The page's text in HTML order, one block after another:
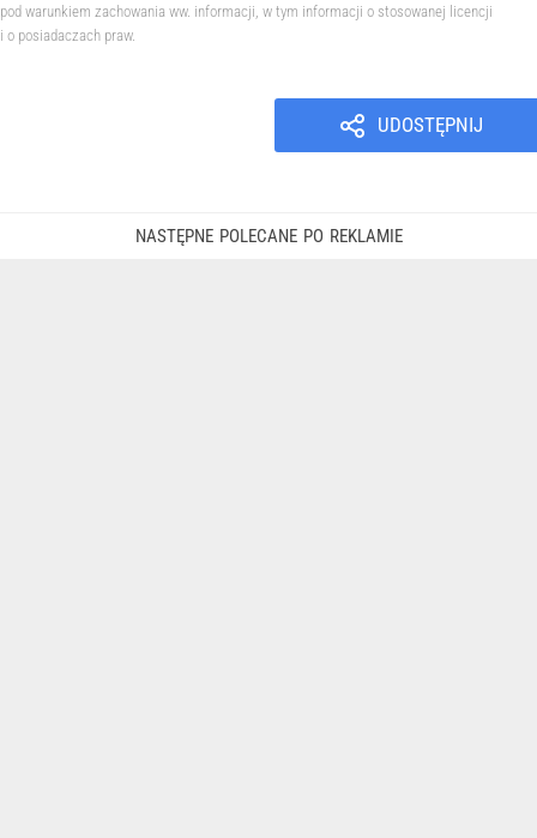
pod warunkiem zachowania ww. informacji, w tym informacji o stosowanej licencji
i o posiadaczach praw.
UDOSTĘPNIJ